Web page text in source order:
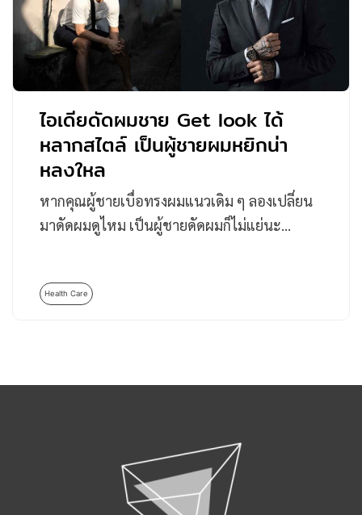
ไอเดียดัดผมชาย Get look ได้
หลากสไตล์ เป็นผู้ชายผมหยิกน่า
หลงใหล
หากคุณผู้ชายเบื่อทรงผมแนวเดิม ๆ ลองเปลี่ยน
มาดัดผมดูไหม เป็นผู้ชายดัดผมก็ไม่แย่นะ…
Health Care